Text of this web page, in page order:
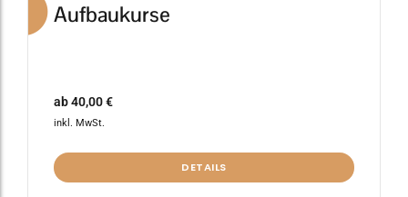
Aufbaukurse
ab40,00€
inkl. MwSt.
DETAILS